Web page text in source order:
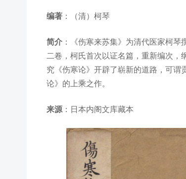
编著：（清）柯琴
简介：《伤寒来苏集》为清代医家柯琴
二卷，柯氏首次以证名篇，重新编次
究《伤寒论》开辟了崭新的道路，可
论》的上乘之作。
来源：日本内阁文库藏本